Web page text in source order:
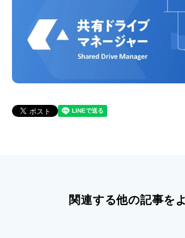
関連する他の記事を